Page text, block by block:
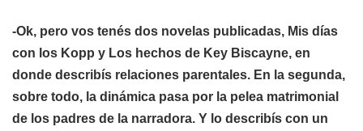
-Ok, pero vos tenés dos novelas publicadas, Mis días
con los Kopp y Los hechos de Key Biscayne, en
donde describís relaciones parentales. En la segunda,
sobre todo, la dinámica pasa por la pelea matrimonial
de los padres de la narradora. Y lo describís con un